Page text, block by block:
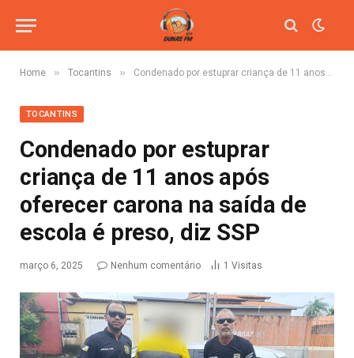
Home » Tocantins » Condenado por estuprar criança de 11 anos após oferecer carona na saída de escola é preso, diz SSP
TOCANTINS
Condenado por estuprar
criança de 11 anos após
oferecer carona na saída de
escola é preso, diz SSP
março 6, 2025 Nenhum comentário 1 Visitas